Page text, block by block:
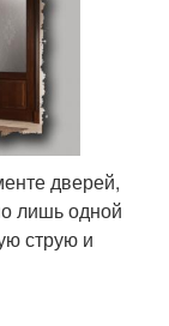
дверей,
лишь одной
струю и